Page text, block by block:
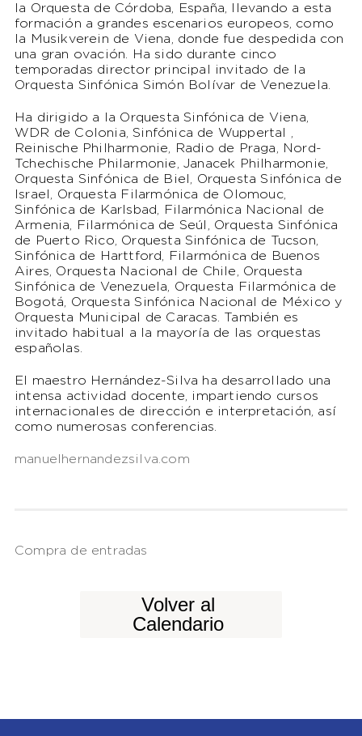
la Orquesta de Córdoba, España, llevando a esta
formación a grandes escenarios europeos, como
la Musikverein de Viena, donde fue despedida con
una gran ovación. Ha sido durante cinco
temporadas director principal invitado de la
Orquesta Sinfónica Simón Bolívar de Venezuela.
Ha dirigido a la Orquesta Sinfónica de Viena,
WDR de Colonia, Sinfónica de Wuppertal ,
Reinische Philharmonie, Radio de Praga, Nord-
Tchechische Philarmonie, Janacek Philharmonie,
Orquesta Sinfónica de Biel, Orquesta Sinfónica de
Israel, Orquesta Filarmónica de Olomouc,
Sinfónica de Karlsbad, Filarmónica Nacional de
Armenia, Filarmónica de Seúl, Orquesta Sinfónica
de Puerto Rico, Orquesta Sinfónica de Tucson,
Sinfónica de Harttford, Filarmónica de Buenos
Aires, Orquesta Nacional de Chile, Orquesta
Sinfónica de Venezuela, Orquesta Filarmónica de
Bogotá, Orquesta Sinfónica Nacional de México y
Orquesta Municipal de Caracas. También es
invitado habitual a la mayoría de las orquestas
españolas.
El maestro Hernández-Silva ha desarrollado una
intensa actividad docente, impartiendo cursos
internacionales de dirección e interpretación, así
como numerosas conferencias.
manuelhernandezsilva.com
Compra de entradas
Volver al
Calendario